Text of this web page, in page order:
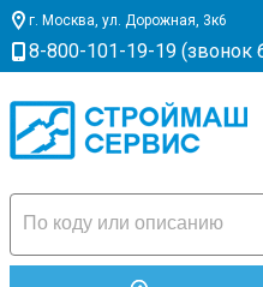
г. Москва, ул. Дорожная, 3к6
8-800-101-19-19 (звонок